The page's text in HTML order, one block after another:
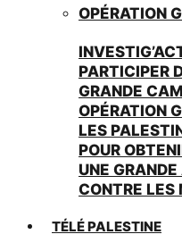
OPÉRATION
PARTICIPER
GRANDE
OPÉRATION
LES
POUR
UNE
CONTRE LES
TÉLÉ PALESTINE